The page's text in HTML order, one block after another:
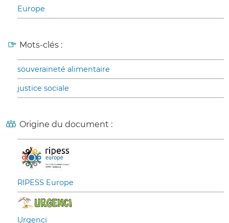
Europe
Mots-clés :
souveraineté alimentaire
justice sociale
Origine du document :
RIPESS Europe
Urgenci